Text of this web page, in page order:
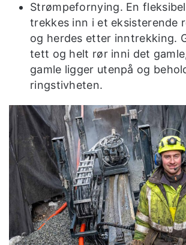
Strømpefornying. En
trekkes inn i et eksisterende
og herdes etter inntrekking.
tett og helt rør inni det
gamle ligger utenpå og
ringstivheten.